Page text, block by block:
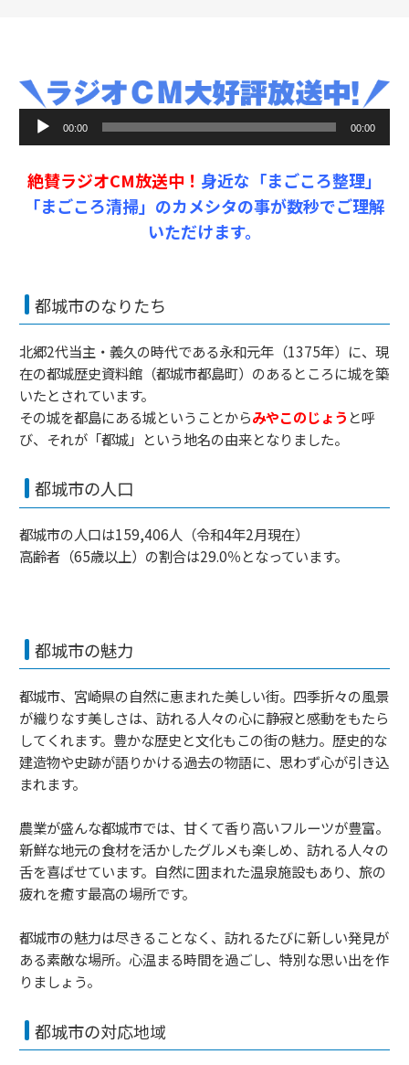
レ
00:00 00:00
絶賛ラジオCM放送中！ 身近な「まごころ整理」
「まごころ清掃」のカメシタの事が数秒でご理解
いただけます。
都城市のなりたち
北郷2代当主・義久の時代である永和元年（1375年）に、現
在の都城歴史資料館（都城市都島町）のあるところに城を築
いたとされています。
その城を都島にある城ということからみやこのじょう と呼
び、それが「都城」という地名の由来となりました。
都城市の人口
都城市の人口は159,406人（令和4年2月現在）
高齢者（65歳以上）の割合は29.0％となっています。
都城市の魅力
都城市、宮崎県の自然に恵まれた美しい街。四季折々の風景
が織りなす美しさは、訪れる人々の心に静寂と感動をもたら
してくれます。豊かな歴史と文化もこの街の魅力。歴史的な
建造物や史跡が語りかける過去の物語に、思わず心が引き込
まれます。
農業が盛んな都城市では、甘くて香り高いフルーツが豊富。
新鮮な地元の食材を活かしたグルメも楽しめ、訪れる人々の
舌を喜ばせています。自然に囲まれた温泉施設もあり、旅の
疲れを癒す最高の場所です。
都城市の魅力は尽きることなく、訪れるたびに新しい発見が
ある素敵な場所。心温まる時間を過ごし、特別な思い出を作
りましょう。
都城市の対応地域